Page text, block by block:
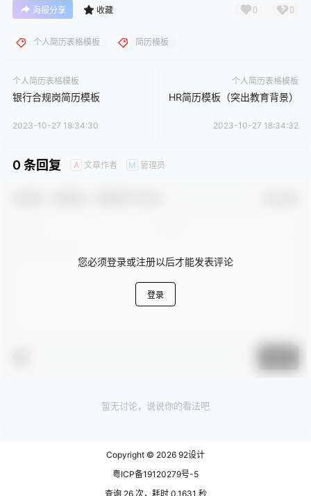
海报分享 收藏 0 0
个人简历表格模板 简历模板
个人简历表格模板
银行合规岗简历模板
2023-10-27 18:34:30
个人简历表格模板
HR简历模板（突出教育背景）
2023-10-27 18:34:32
0 条回复 A 文章作者 M 管理员
您必须登录或注册以后才能发表评论
登录
暂无讨论，说说你的看法吧
Copyright © 2026 92设计
粤ICP备19120279号-5
查询 26 次，耗时 0.1631 秒